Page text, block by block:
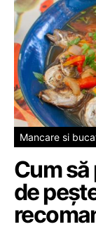
Mancare si
Cum
de